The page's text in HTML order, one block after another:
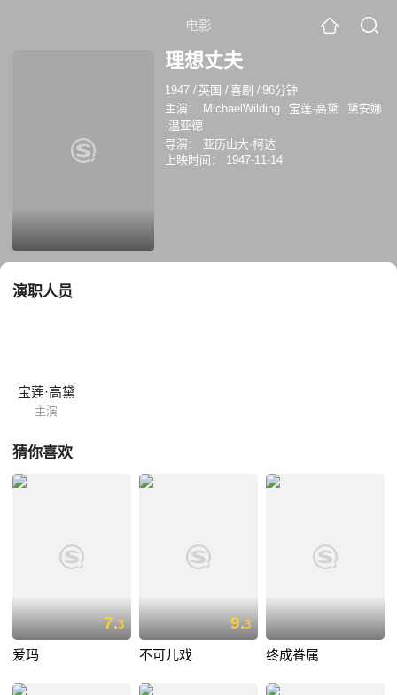
电影
理想丈夫
1947 / 英国 /喜剧 /96分钟
主演：
MichaelWilding 宝莲·高黛
黛安娜
·温亚德
导演：
亚历山大·柯达
上映时间：
1947-11-14
演职人员
宝莲·高黛
主演
猜你喜欢
7.3
爱玛
9.3
不可儿戏 终成眷属